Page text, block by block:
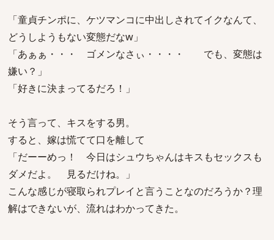
「童貞チンポに、ケツマンコに中出しされてイクなんて、
どうしようもない変態だなw」
「あぁぁ・・・ ゴメンなさぃ・・・・ でも、変態は
嫌い？」
「好きに決まってるだろ！」
そう言って、キスをする男。
すると、嫁は慌てて口を離して
「だーーめっ！ 今日はシュウちゃんはキスもセックスも
ダメだよ。 見るだけね。」
こんな感じが寝取られプレイと言うことなのだろうか？理
解はできないが、流れはわかってきた。